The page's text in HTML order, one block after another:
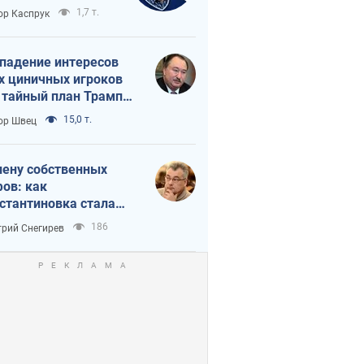
в
России
Каспрук 1,7 т.
интересов
циничных игроков
план Трампа
Швец 15,0 т.
собственных
как
стала
идеологической
для российских
Снегирев 186